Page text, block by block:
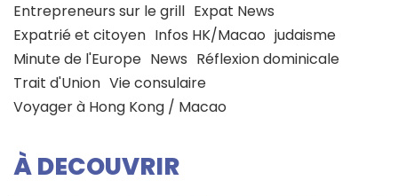
Entrepreneurs sur le grill Expat News
Expatrié et citoyen Infos HK/Macao judaisme
Minute de l'Europe News Réflexion dominicale
Trait d'Union Vie consulaire
Voyager à Hong Kong / Macao
À DECOUVRIR